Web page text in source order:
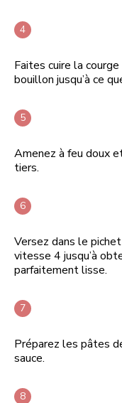
Faites cuire la
bouillon jusqu’à ce
Amenez à feu doux
tiers.
Versez dans le
vitesse 4 jusqu’à
parfaitement lisse.
Préparez les pâtes
sauce.